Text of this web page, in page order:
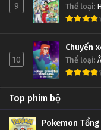
9 Thể loại:
10
Chuyến
Thể loại:
Top phim bộ
Pokemon